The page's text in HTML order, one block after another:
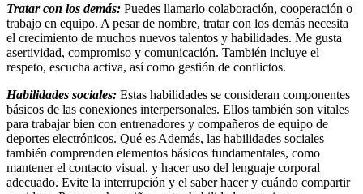
Tratar con los demás: Puedes llamarlo colaboración, cooperación o
trabajo en equipo. A pesar de nombre, tratar con los demás necesita
el crecimiento de muchos nuevos talentos y habilidades. Me gusta
asertividad, compromiso y comunicación. También incluye el
respeto, escucha activa, así como gestión de conflictos.
Habilidades sociales: Estas habilidades se consideran componentes
básicos de las conexiones interpersonales. Ellos también son vitales
para trabajar bien con entrenadores y compañeros de equipo de
deportes electrónicos. Qué es Además, las habilidades sociales
también comprenden elementos básicos fundamentales, como
mantener el contacto visual. y hacer uso del lenguaje corporal
adecuado. Evite la interrupción y el saber hacer y cuándo compartir